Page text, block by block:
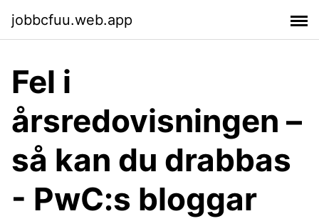
jobbcfuu.web.app
Fel i
årsredovisningen –
så kan du drabbas
- PwC:s bloggar